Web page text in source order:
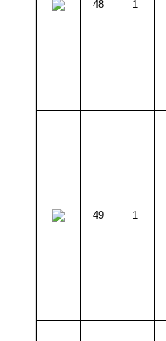
48 1
49 1